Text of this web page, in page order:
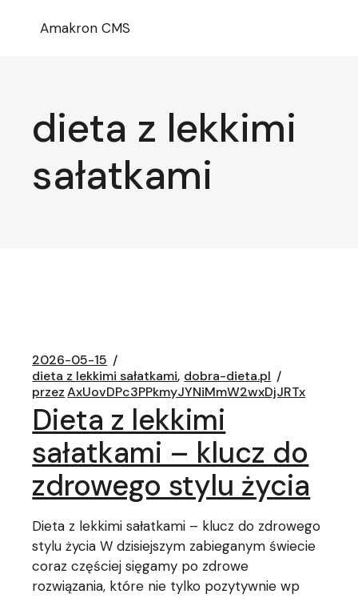
Amakron CMS
dieta z lekkimi
sałatkami
2026-05-15
dieta z lekkimi sałatkami dobra-dieta.pl
przez AxUovDPc3PPkmyJYNiMmW2wxDjJRTx
Dieta z lekkimi
sałatkami – klucz do
zdrowego stylu życia
Dieta z lekkimi sałatkami – klucz do zdrowego
stylu życia W dzisiejszym zabieganym świecie
coraz częściej sięgamy po zdrowe
rozwiązania, które nie tylko pozytywnie wp